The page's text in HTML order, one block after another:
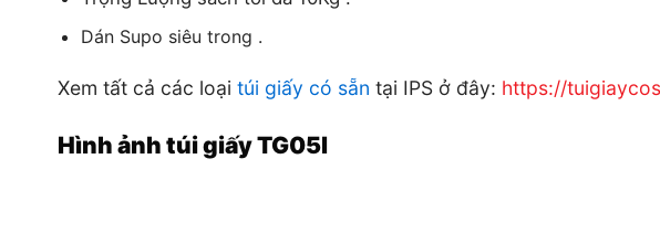
Dán Supo siêu trong .
Xem tất cả các loại túi giấy có sẵn tại IPS ở đây: https://
Hình ảnh túi giấy TG05I